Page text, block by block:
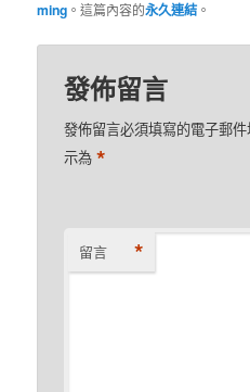
ming 。這篇內容的永久連結。
發佈留言
發佈留言必須填寫的電子郵件
示為 *
留言 *